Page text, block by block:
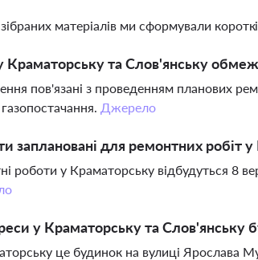
матеріалів ми сформували
Краматорську та Слов'янську
пов'язані з проведенням планових
Джерело
заплановані для ремонтних робіт
роботи у Краматорську відбудуться 8
у Краматорську та Слов'янську
це будинок на вулиці Ярослава